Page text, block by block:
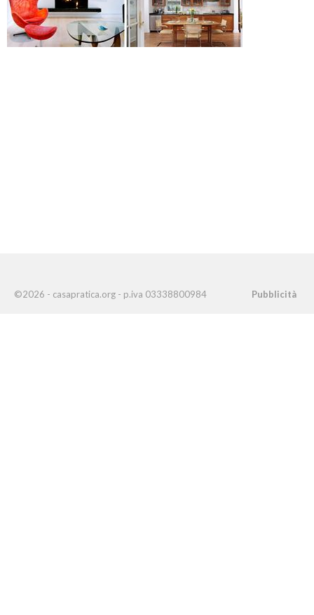
©2026 - casapratica.org - p.iva 03338800984 Pubblicità